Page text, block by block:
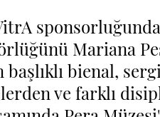
Mariana
başlıklı bienal,
ve farklı